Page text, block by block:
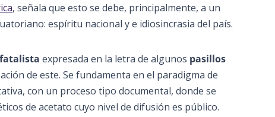
, señala que esto se debe, principalmente, a un
espíritu nacional y e idiosincrasia del país.
expresada en la letra de algunos pasillos
de este. Se fundamenta en el paradigma de
con un proceso tipo documental, donde se
de acetato cuyo nivel de difusión es público.